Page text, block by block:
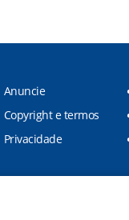
Anuncie
Copyright e termos
Privacidade